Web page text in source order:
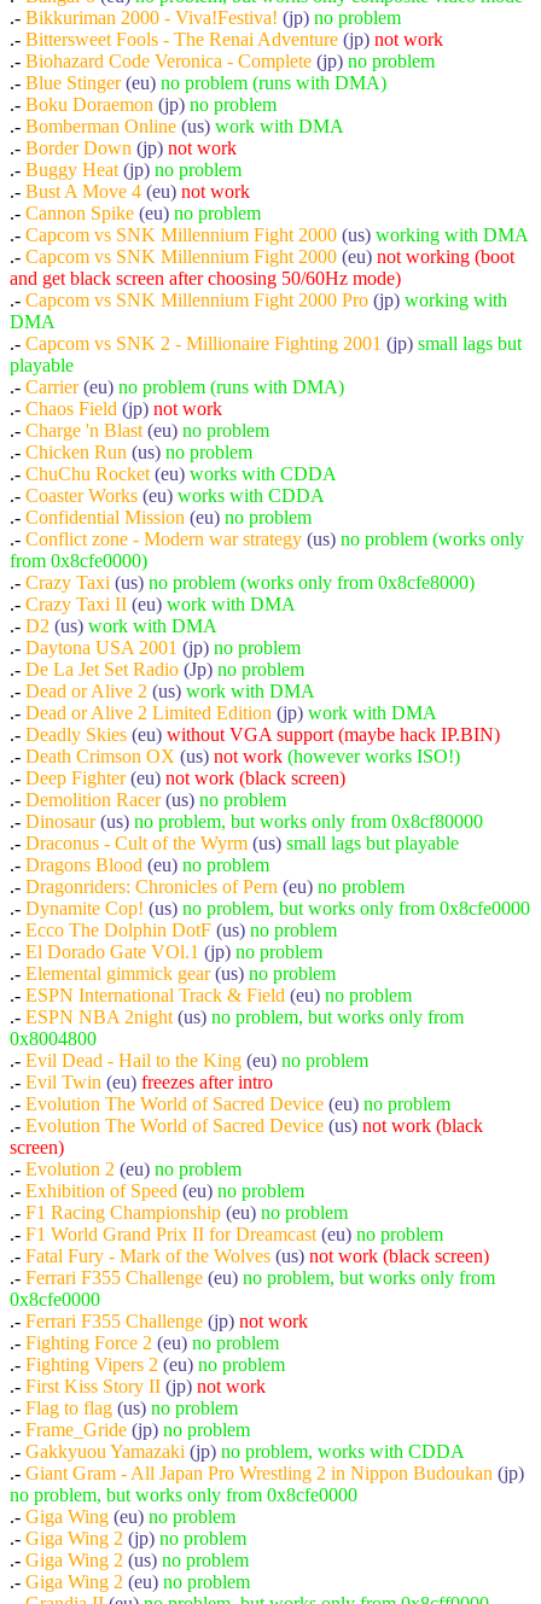
.- Bikkuriman 2000 - Viva!Festiva! (jp) no problem
.- Bittersweet Fools - The Renai Adventure (jp) not work
.- Biohazard Code Veronica - Complete (jp) no problem
.- Blue Stinger (eu) no problem (runs with DMA)
.- Boku Doraemon (jp) no problem
.- Bomberman Online (us) work with DMA
.- Border Down (jp) not work
.- Buggy Heat (jp) no problem
.- Bust A Move 4 (eu) not work
.- Cannon Spike (eu) no problem
.- Capcom vs SNK Millennium Fight 2000 (us) working with DMA
.- Capcom vs SNK Millennium Fight 2000 (eu) not working (boot
and get black screen after choosing 50/60Hz mode)
.- Capcom vs SNK Millennium Fight 2000 Pro (jp) working with
DMA
.- Capcom vs SNK 2 - Millionaire Fighting 2001 (jp) small lags but
playable
.- Carrier (eu) no problem (runs with DMA)
.- Chaos Field (jp) not work
.- Charge 'n Blast (eu) no problem
.- Chicken Run (us) no problem
.- ChuChu Rocket (eu) works with CDDA
.- Coaster Works (eu) works with CDDA
.- Confidential Mission (eu) no problem
.- Conflict zone - Modern war strategy (us) no problem (works only
from 0x8cfe0000)
.- Crazy Taxi (us) no problem (works only from 0x8cfe8000)
.- Crazy Taxi II (eu) work with DMA
.- D2 (us) work with DMA
.- Daytona USA 2001 (jp) no problem
.- De La Jet Set Radio (Jp) no problem
.- Dead or Alive 2 (us) work with DMA
.- Dead or Alive 2 Limited Edition (jp) work with DMA
.- Deadly Skies (eu) without VGA support (maybe hack IP.BIN)
.- Death Crimson OX (us) not work (however works ISO!)
.- Deep Fighter (eu) not work (black screen)
.- Demolition Racer (us) no problem
.- Dinosaur (us) no problem, but works only from 0x8cf80000
.- Draconus - Cult of the Wyrm (us) small lags but playable
.- Dragons Blood (eu) no problem
.- Dragonriders: Chronicles of Pern (eu) no problem
.- Dynamite Cop! (us) no problem, but works only from 0x8cfe0000
.- Ecco The Dolphin DotF (us) no problem
.- El Dorado Gate VOl.1 (jp) no problem
.- Elemental gimmick gear (us) no problem
.- ESPN International Track & Field (eu) no problem
.- ESPN NBA 2night (us) no problem, but works only from
0x8004800
.- Evil Dead - Hail to the King (eu) no problem
.- Evil Twin (eu) freezes after intro
.- Evolution The World of Sacred Device (eu) no problem
.- Evolution The World of Sacred Device (us) not work (black
screen)
.- Evolution 2 (eu) no problem
.- Exhibition of Speed (eu) no problem
.- F1 Racing Championship (eu) no problem
.- F1 World Grand Prix II for Dreamcast (eu) no problem
.- Fatal Fury - Mark of the Wolves (us) not work (black screen)
.- Ferrari F355 Challenge (eu) no problem, but works only from
0x8cfe0000
.- Ferrari F355 Challenge (jp) not work
.- Fighting Force 2 (eu) no problem
.- Fighting Vipers 2 (eu) no problem
.- First Kiss Story II (jp) not work
.- Flag to flag (us) no problem
.- Frame_Gride (jp) no problem
.- Gakkyuou Yamazaki (jp) no problem, works with CDDA
.- Giant Gram - All Japan Pro Wrestling 2 in Nippon Budoukan (jp)
no problem, but works only from 0x8cfe0000
.- Giga Wing (eu) no problem
.- Giga Wing 2 (jp) no problem
.- Giga Wing 2 (us) no problem
.- Giga Wing 2 (eu) no problem